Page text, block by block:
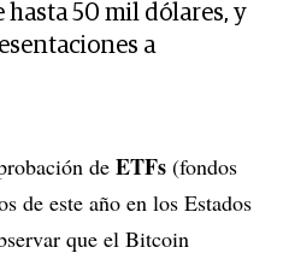
50 mil dólares, y
a
de ETFs (fondos
de este año en los Estados
que el Bitcoin